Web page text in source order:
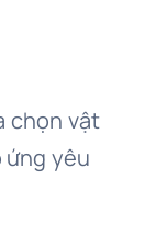
chọn vật
ứng yêu